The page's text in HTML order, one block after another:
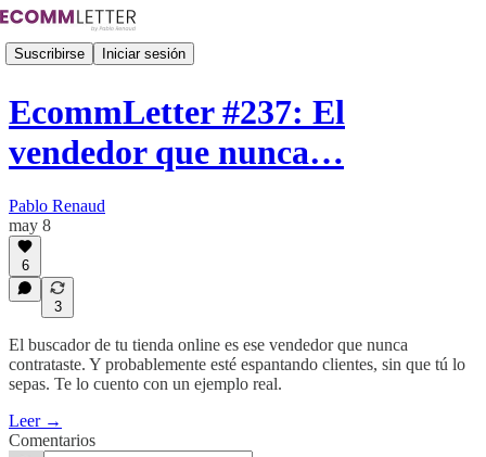
Suscribirse Iniciar sesión
EcommLetter #237: El
vendedor que nunca…
Pablo Renaud
may 8
6
3
El buscador de tu tienda online es ese vendedor que nunca
contrataste. Y probablemente esté espantando clientes, sin que tú lo
sepas. Te lo cuento con un ejemplo real.
Leer →
Comentarios